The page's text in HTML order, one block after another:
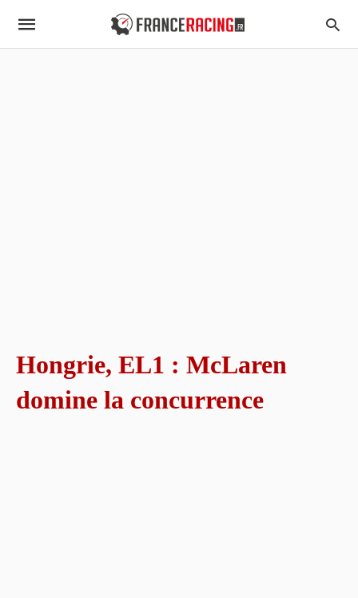
Hongrie, EL1 : McLaren
domine la concurrence